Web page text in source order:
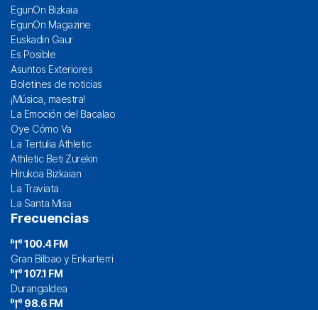
EgunOn Bizkaia
EgunOn Magazine
Euskadin Gaur
Es Posible
Asuntos Exteriores
Boletines de noticias
¡Música, maestra!
La Emoción del Bacalao
Oye Cómo Va
La Tertulia Athletic
Athletic Beti Zurekin
Hirukoa Bizkaian
La Traviata
La Santa Misa
Frecuencias
100.4 FM
Gran Bilbao y Enkarterri
107.1 FM
Durangaldea
98.6 FM